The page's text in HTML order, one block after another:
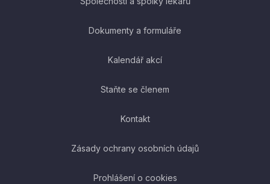
Dokumenty a formuláře
Kalendář akcí
Staňte se členem
Kontakt
Zásady ochrany osobních údajů
Prohlášení o cookies